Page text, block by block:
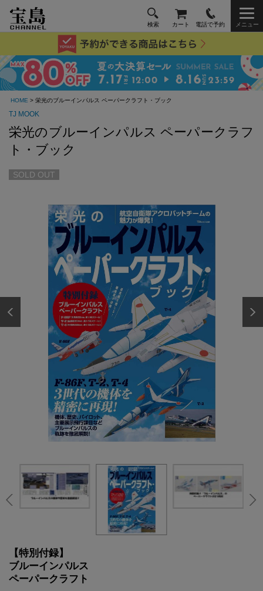
検索 カート 電話で予約 メニュー
HOME > 栄光のブルーインパルス ペーパークラフト・ブック
TJ MOOK
栄光のブルーインパルス ペーパークラフ
ト・ブック
SOLD OUT
【特別付録】
ブルーインパルス
ペーパークラフト